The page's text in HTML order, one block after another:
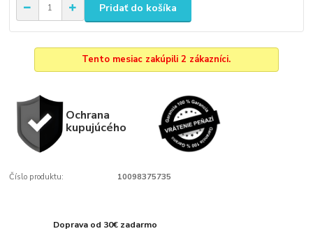
Pridať do košíka
Tento mesiac zakúpili 2 zákazníci.
Ochrana
kupujúcého
Číslo produktu: 10098375735
Doprava od 30€ zadarmo